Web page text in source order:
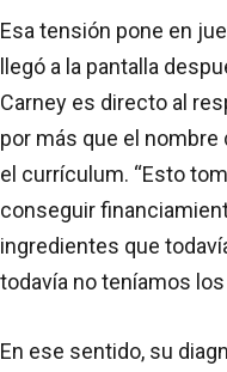
Esa tensión pone en
llegó a la pantalla
Carney es directo al
por más que el nombre
el currículum. “Esto
conseguir
ingredientes que
todavía no teníamos
En ese sentido, su